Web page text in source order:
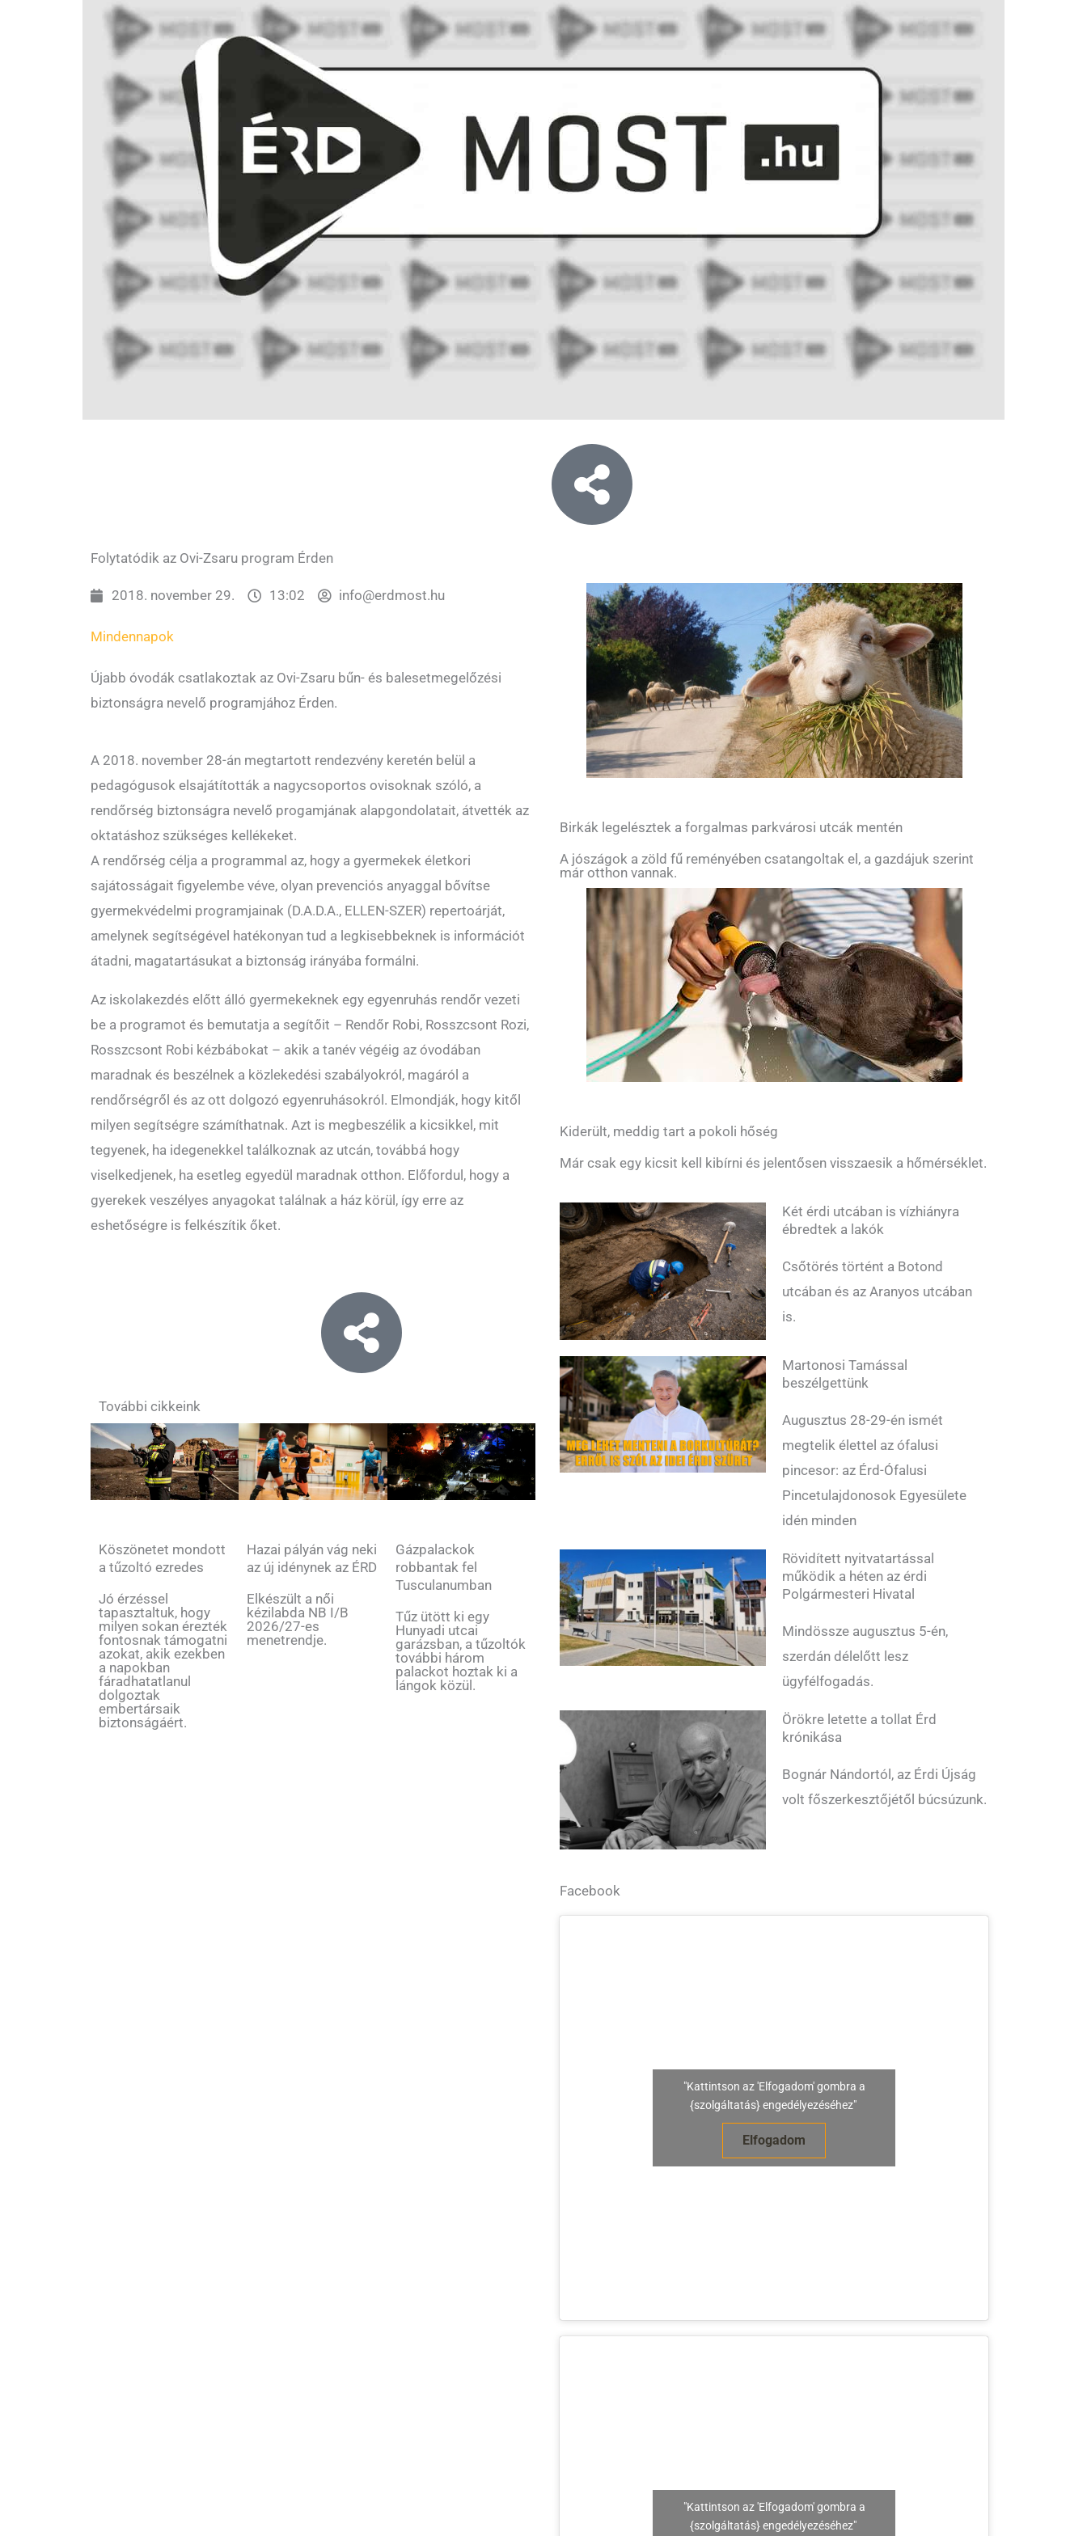
Folytatódik az Ovi-Zsaru program Érden
2018. november 29. 13:02 info@erdmost.hu
Mindennapok
Újabb óvodák csatlakoztak az Ovi-Zsaru bűn- és balesetmegelőzési
biztonságra nevelő programjához Érden.
A 2018. november 28-án megtartott rendezvény keretén belül a
pedagógusok elsajátították a nagycsoportos ovisoknak szóló, a
rendőrség biztonságra nevelő progamjának alapgondolatait, átvették az
oktatáshoz szükséges kellékeket.
A rendőrség célja a programmal az, hogy a gyermekek életkori
sajátosságait figyelembe véve, olyan prevenciós anyaggal bővítse
gyermekvédelmi programjainak (D.A.D.A., ELLEN-SZER) repertoárját,
amelynek segítségével hatékonyan tud a legkisebbeknek is információt
átadni, magatartásukat a biztonság irányába formálni.
Az iskolakezdés előtt álló gyermekeknek egy egyenruhás rendőr vezeti
be a programot és bemutatja a segítőit – Rendőr Robi, Rosszcsont Rozi,
Rosszcsont Robi kézbábokat – akik a tanév végéig az óvodában
maradnak és beszélnek a közlekedési szabályokról, magáról a
rendőrségről és az ott dolgozó egyenruhásokról. Elmondják, hogy kitől
milyen segítségre számíthatnak. Azt is megbeszélik a kicsikkel, mit
tegyenek, ha idegenekkel találkoznak az utcán, továbbá hogy
viselkedjenek, ha esetleg egyedül maradnak otthon. Előfordul, hogy a
gyerekek veszélyes anyagokat találnak a ház körül, így erre az
eshetőségre is felkészítik őket.
További cikkeink
Köszönetet mondott
a tűzoltó ezredes
Jó érzéssel
tapasztaltuk, hogy
milyen sokan érezték
fontosnak támogatni
azokat, akik ezekben
a napokban
fáradhatatlanul
dolgoztak
embertársaik
biztonságáért.
Hazai pályán vág neki
az új idénynek az ÉRD
Elkészült a női
kézilabda NB I/B
2026/27-es
menetrendje.
Gázpalackok
robbantak fel
Tusculanumban
Tűz ütött ki egy
Hunyadi utcai
garázsban, a tűzoltók
további három
palackot hoztak ki a
lángok közül.
Birkák legelésztek a forgalmas parkvárosi utcák mentén
A jószágok a zöld fű reményében csatangoltak el, a gazdájuk szerint
már otthon vannak.
Kiderült, meddig tart a pokoli hőség
Már csak egy kicsit kell kibírni és jelentősen visszaesik a hőmérséklet.
Két érdi utcában is vízhiányra
ébredtek a lakók
Csőtörés történt a Botond
utcában és az Aranyos utcában
is.
Martonosi Tamással
beszélgettünk
Augusztus 28-29-én ismét
megtelik élettel az ófalusi
pincesor: az Érd-Ófalusi
Pincetulajdonosok Egyesülete
idén minden
Rövidített nyitvatartással
működik a héten az érdi
Polgármesteri Hivatal
Mindössze augusztus 5-én,
szerdán délelőtt lesz
ügyfélfogadás.
Örökre letette a tollat Érd
krónikása
Bognár Nándortól, az Érdi Újság
volt főszerkesztőjétől búcsúzunk.
Facebook
"Kattintson az 'Elfogadom' gombra a
{szolgáltatás} engedélyezéséhez"
Elfogadom
"Kattintson az 'Elfogadom' gombra a
{szolgáltatás} engedélyezéséhez"